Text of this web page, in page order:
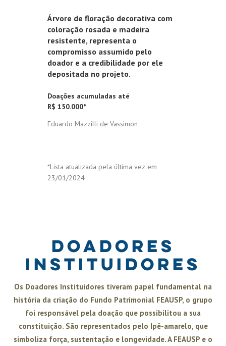
Árvore de floração decorativa com
coloração rosada e madeira
resistente, representa o
compromisso assumido pelo
doador e a credibilidade por ele
depositada no projeto.
Doações acumuladas até
R$ 150.000*
Eduardo Mazzilli de Vassimon
*Lista atualizada pela última vez em
23/01/2024
Doadores
Instituidores
Os Doadores Instituidores tiveram papel fundamental na
história da criação do Fundo Patrimonial FEAUSP, o grupo
foi responsável pela doação que possibilitou a sua
constituição. São representados pelo Ipê-amarelo, que
simboliza força, sustentação e longevidade. A FEAUSP e o